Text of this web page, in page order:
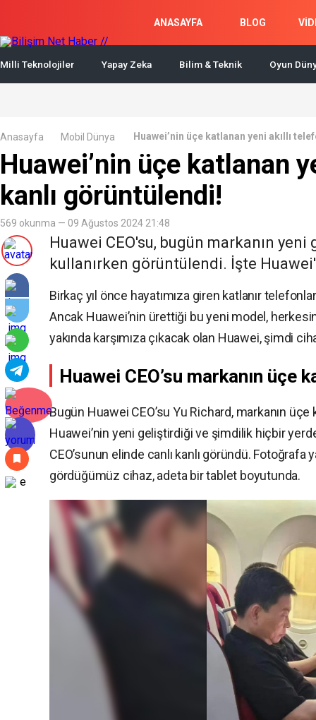
ANASAYFA BLOG
Milli Teknolojiler Yapay Zeka Bilim & Teknik Oyun
Anasayfa Mobil Dünya Huawei’nin üçe katlanan yeni akıllı
Huawei’nin üçe katlanan
kanlı görüntülendi!
569 okunma — 09 Ağustos 2024 21:48
Huawei CEO'su, bugün markanın
kullanırken görüntülendi. İşte
Birkaç yıl önce hayatımıza giren katlanır
Ancak Huawei’nin ürettiği bu yeni model,
yakında karşımıza çıkacak olan Huawei, şimdi
Huawei CEO’su markanın
Bugün Huawei CEO’su Yu Richard, markanın
Huawei’nin yeni geliştirdiği ve şimdilik hiçbir
CEO’sunun elinde canlı kanlı göründü. Fotoğrafa
gördüğümüz cihaz, adeta bir tablet boyutunda.